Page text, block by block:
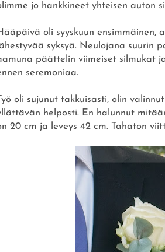
jo hankkineet yhteisen auton
oli syyskuun ensimmäinen,
syksyä. Neulojana suurin
päättelin viimeiset silmukat
seremoniaa.
oli sujunut takkuisasti, olin
helposti. En halunnut
20 cm ja leveys 42 cm. Tahaton